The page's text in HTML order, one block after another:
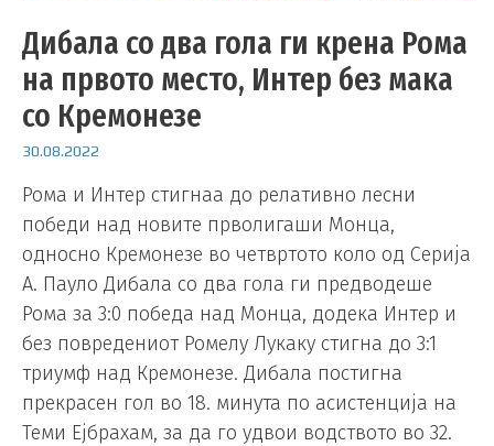
Дибала со два гола ги крена Рома
на првото место, Интер без мака
со Кремонезе
30.08.2022
Рома и Интер стигнаа до релативно лесни
победи над новите прволигаши Монца,
односно Кремонезе во четвртото коло од Серија
А. Пауло Дибала со два гола ги предводеше
Рома за 3:0 победа над Монца, додека Интер и
без повредениот Ромелу Лукаку стигна до 3:1
триумф над Кремонезе. Дибала постигна
прекрасен гол во 18. минута по асистенција на
Теми Ејбрахам, за да го удвои водството во 32.